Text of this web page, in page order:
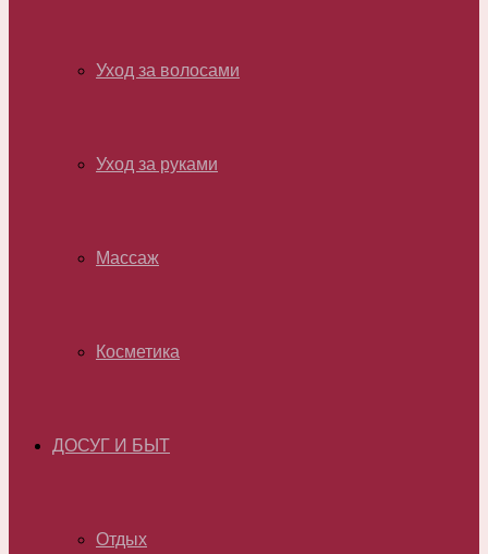
Уход за волосами
Уход за руками
Массаж
Косметика
ДОСУГ И БЫТ
Отдых